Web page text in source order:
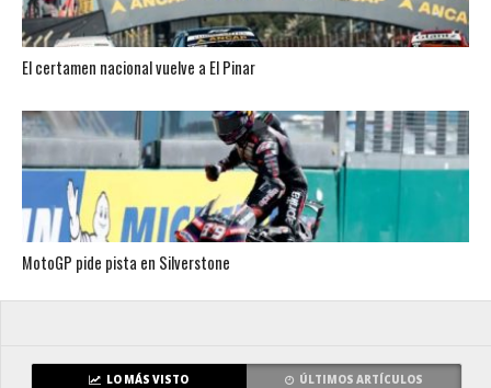
El certamen nacional vuelve a El Pinar
MotoGP pide pista en Silverstone
LO MÁS VISTO ÚLTIMOS ARTÍCULOS